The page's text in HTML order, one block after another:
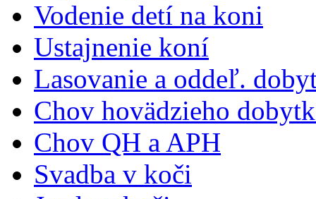
Vodenie detí na koni
Ustajnenie koní
Lasovanie a oddeľ.
Chov hovädzieho
Chov QH a APH
Svadba v koči